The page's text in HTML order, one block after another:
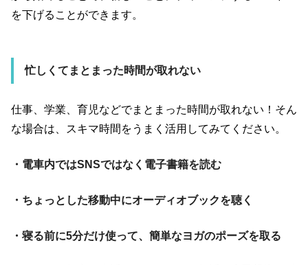
を下げることができます。
忙しくてまとまった時間が取れない
仕事、学業、育児などでまとまった時間が取れない！そん
な場合は、スキマ時間をうまく活用してみてください。
・電車内ではSNSではなく電子書籍を読む
・ちょっとした移動中にオーディオブックを聴く
・寝る前に5分だけ使って、簡単なヨガのポーズを取る